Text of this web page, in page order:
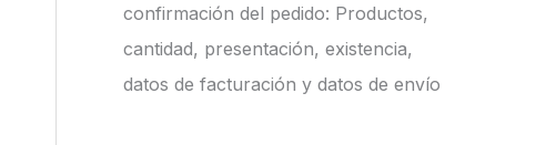
confirmación del pedido: Productos,
cantidad, presentación, existencia,
datos de facturación y datos de envío